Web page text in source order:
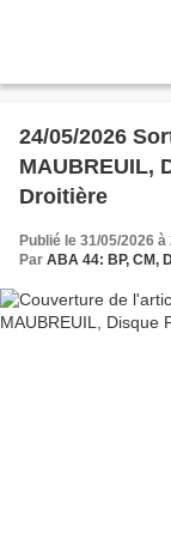
24/05/2026
MAUBREUIL,
Droitière
Publié le 31/05/2026 à
Par ABA 44: BP, CM,